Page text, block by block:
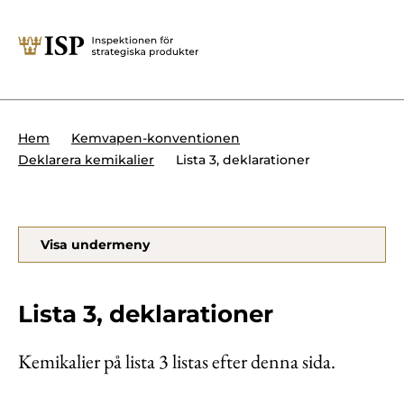
Söktips:
Presskontakt
Krigsmateriel
Produkter med dubbla
Utländska direktinvesteringar
Internationella sanktioner
Kemvapen-konventionen
Hem
Kemvapen-konventionen
Deklarera kemikalier
Lista 3, deklarationer
Visa undermeny
Lista 3, deklarationer
Kemikalier på lista 3 listas efter denna sida.